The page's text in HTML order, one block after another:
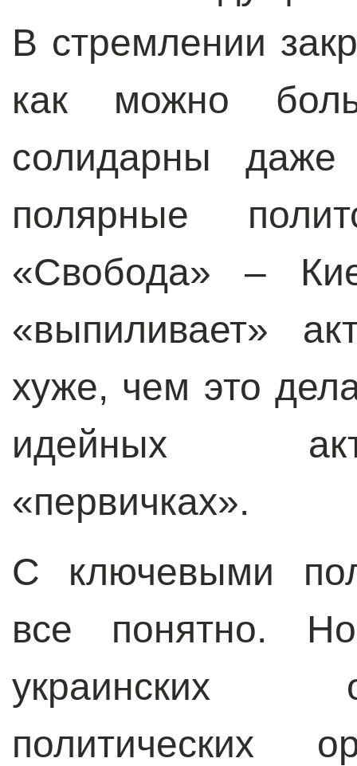
В стремлении
как можно
солидарны
полярные
«Свобода» –
«выпиливает»
хуже, чем это
идейных
«первичках».
С ключевыми
все понятно.
украинских
политических